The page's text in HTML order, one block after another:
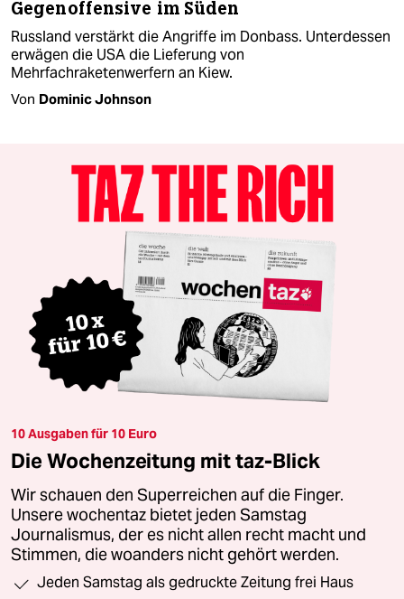
Gegenoffensive im Süden
Russland verstärkt die Angriffe im Donbass. Unterdessen
erwägen die USA die Lieferung von
Mehrfachraketenwerfern an Kiew.
Von Dominic Johnson
10 Ausgaben für 10 Euro
Die Wochenzeitung mit taz-Blick
Wir schauen den Superreichen auf die Finger.
Unsere wochentaz bietet jeden Samstag
Journalismus, der es nicht allen recht macht und
Stimmen, die woanders nicht gehört werden.
Jeden Samstag als gedruckte Zeitung frei Haus